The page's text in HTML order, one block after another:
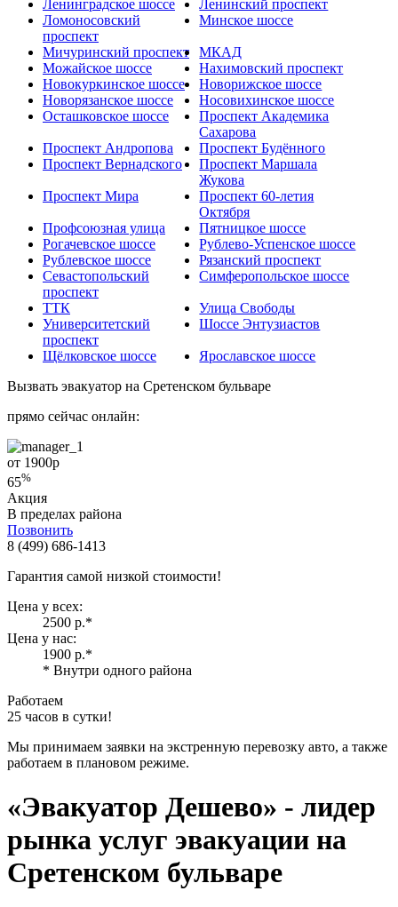
Ленинградское шоссе
Ленинский проспект
Ломоносовский
проспект
Минское шоссе
Мичуринский проспект
МКАД
Можайское шоссе
Нахимовский проспект
Новокуркинское шоссе
Новорижское шоссе
Новорязанское шоссе
Носовихинское шоссе
Осташковское шоссе
Проспект Академика
Сахарова
Проспект Андропова
Проспект Будённого
Проспект Вернадского
Проспект Маршала
Жукова
Проспект Мира
Проспект 60-летия
Октября
Профсоюзная улица
Пятницкое шоссе
Рогачевское шоссе
Рублево-Успенское шоссе
Рублевское шоссе
Рязанский проспект
Севастопольский
проспект
Симферопольское шоссе
ТТК
Улица Свободы
Университетский
проспект
Шоссе Энтузиастов
Щёлковское шоссе
Ярославское шоссе
Вызвать эвакуатор на Сретенском бульваре
прямо сейчас онлайн:
от 1900р
65%
Акция
В пределах района
Позвонить
8 (499) 686-1413
Гарантия самой низкой стоимости!
Цена у всех:
2500 р.*
Цена у нас:
1900 р.*
* Внутри одного района
Работаем
25 часов в сутки!
Мы принимаем заявки на экстренную перевозку авто, а также
работаем в плановом режиме.
«Эвакуатор Дешево» - лидер
рынка услуг эвакуации на
Сретенском бульваре